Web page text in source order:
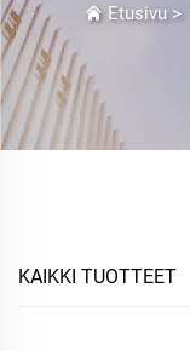
Etusivu>
KAIKKI TUOTTEET